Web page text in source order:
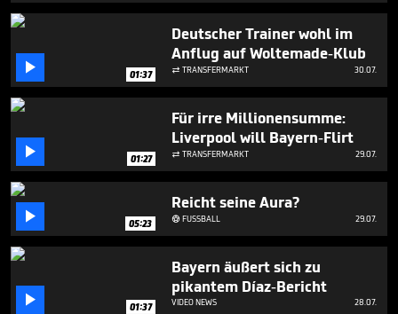
 01:37
Deutscher Trainer wohl im
Anflug auf Woltemade-Klub
 TRANSFERMARKT 30.07.
 01:27
Für irre Millionensumme:
Liverpool will Bayern-Flirt
 TRANSFERMARKT 29.07.
 05:23
Reicht seine Aura?
FUSSBALL 29.07.
 01:37
Bayern äußert sich zu
pikantem Díaz-Bericht
VIDEO NEWS 28.07.